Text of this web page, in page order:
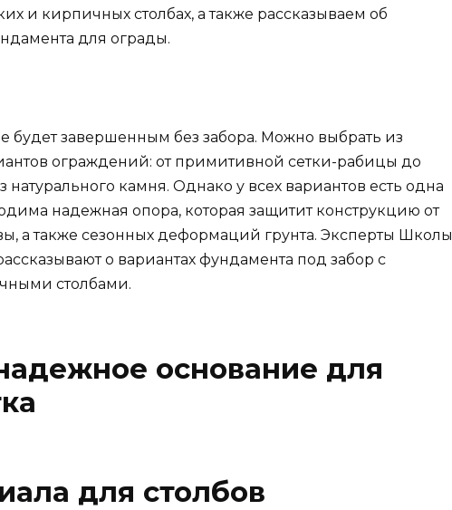
и кирпичных столбах, а также рассказываем об
для ограды.
будет завершенным без забора. Можно выбрать из
ограждений: от примитивной сетки-рабицы до
камня. Однако у всех вариантов есть одна
надежная опора, которая защитит конструкцию от
а также сезонных деформаций грунта. Эксперты Школы
о вариантах фундамента под забор с
столбами.
основание для
для столбов